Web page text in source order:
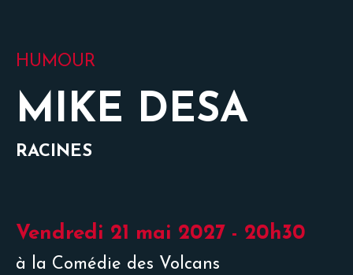
HUMOUR
MIKE DESA
RACINES
Vendredi 21 mai 2027 - 20h30
à la Comédie des Volcans